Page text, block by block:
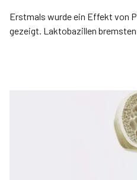
Erstmals wurde ein Effekt von
gezeigt. Laktobazillen